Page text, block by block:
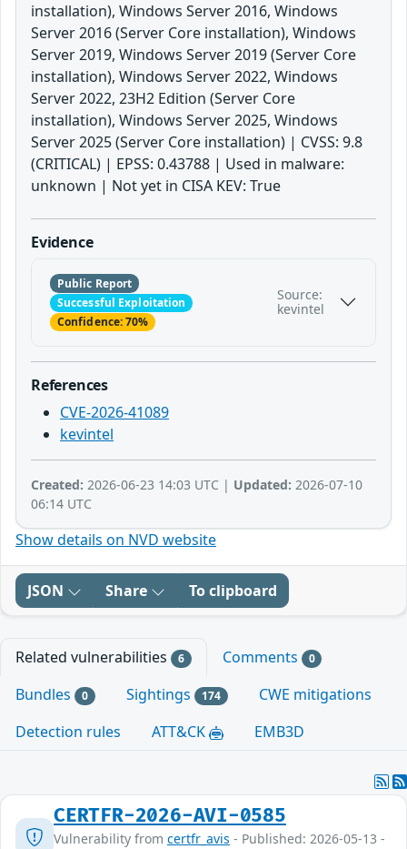
installation), Windows Server 2016, Windows
Server 2016 (Server Core installation), Windows
Server 2019, Windows Server 2019 (Server Core
installation), Windows Server 2022, Windows
Server 2022, 23H2 Edition (Server Core
installation), Windows Server 2025, Windows
Server 2025 (Server Core installation) | CVSS: 9.8
(CRITICAL) | EPSS: 0.43788 | Used in malware:
unknown | Not yet in CISA KEV: True
Evidence
Public Report
Successful Exploitation
Confidence: 70%
Source:
kevintel
References
CVE-2026-41089
kevintel
Created: 2026-06-23 14:03 UTC | Updated: 2026-07-10
06:14 UTC
Show details on NVD website
JSON Share To clipboard
Related vulnerabilities 6 Comments 0
Bundles 0 Sightings 174
CWE mitigations
Detection rules
ATT&CK EMB3D
CERTFR-2026-AVI-0585
Vulnerability from certfr_avis - Published: 2026-05-13 -